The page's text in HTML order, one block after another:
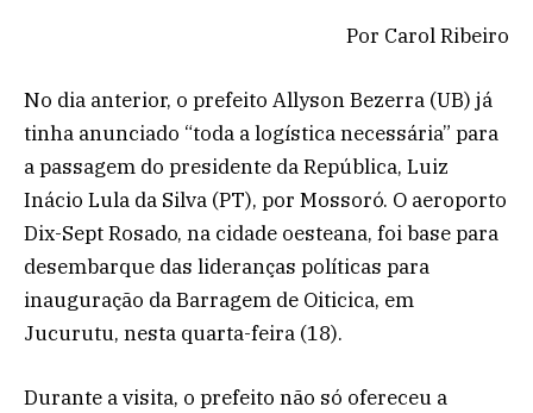
Por Carol Ribeiro
No dia anterior, o prefeito Allyson Bezerra (UB) já
tinha anunciado “toda a logística necessária” para
a passagem do presidente da República, Luiz
Inácio Lula da Silva (PT), por Mossoró. O aeroporto
Dix-Sept Rosado, na cidade oesteana, foi base para
desembarque das lideranças políticas para
inauguração da Barragem de Oiticica, em
Jucurutu, nesta quarta-feira (18).
Durante a visita, o prefeito não só ofereceu a